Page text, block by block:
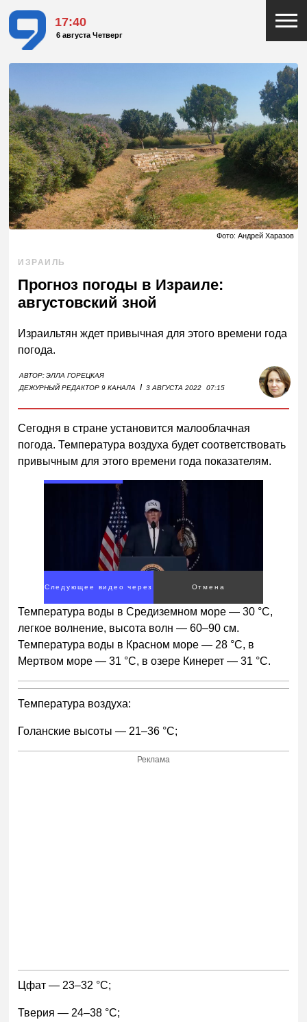
17:40
6 августа Четверг
Фото: Андрей Харазов
ИЗРАИЛЬ
Прогноз погоды в Израиле:
августовский зной
Израильтян ждет привычная для этого времени года
погода.
АВТОР:ЭЛЛА ГОРЕЦКАЯ
ДЕЖУРНЫЙ РЕДАКТОР 9 КАНАЛА
I 3 АВГУСТА 2022 07:15
Сегодня в стране установится малооблачная
погода. Температура воздуха будет соответствовать
привычным для этого времени года показателям.
Следующее видео через
4
Отмена
Температура воды в Средиземном море — 30 °С,
легкое волнение, высота волн — 60–90 см.
Температура воды в Красном море — 28 °С, в
Мертвом море — 31 °С, в озере Кинерет — 31 °С.
Температура воздуха:
Голанские высоты — 21–36 °С;
Реклама
Цфат — 23–32 °С;
Тверия — 24–38 °С;